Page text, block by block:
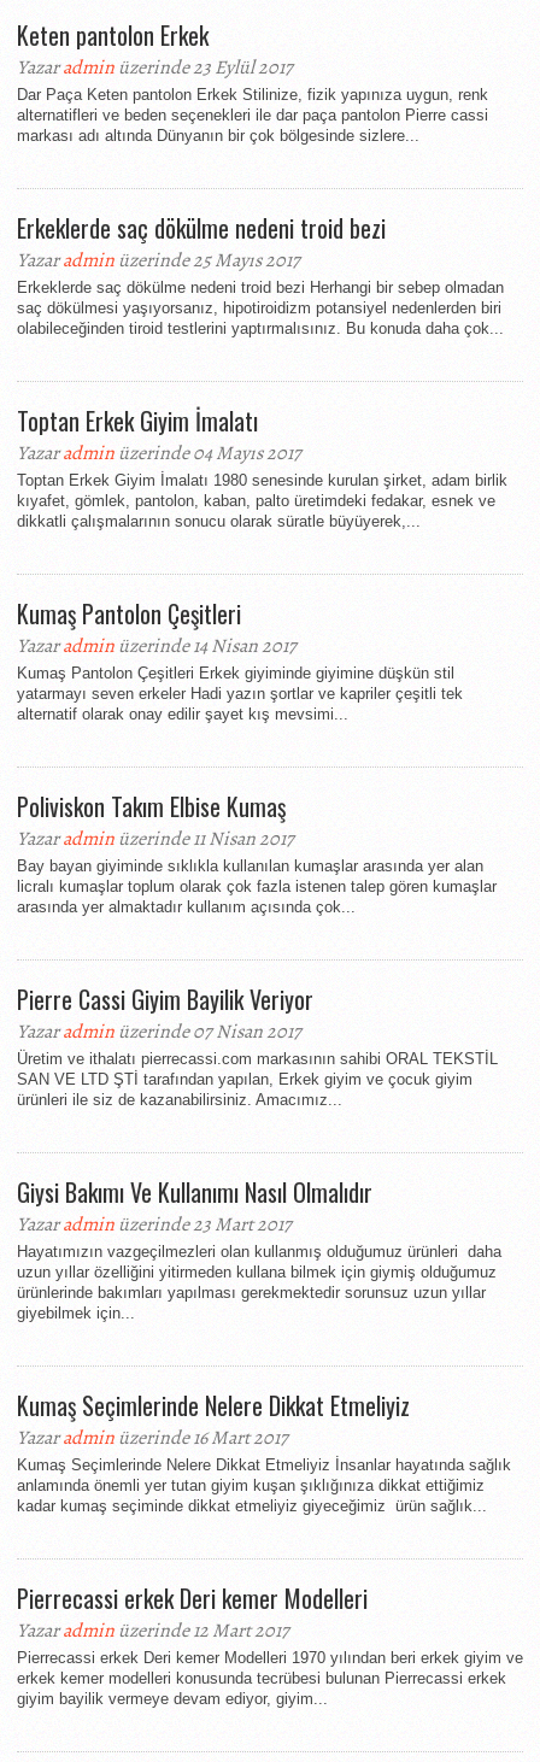
Keten pantolon Erkek
Yazaradminüzerinde 23 Eylül 2017
Dar Paça Keten pantolon Erkek Stilinize, fizik yapınıza uygun, renk
alternatifleri ve beden seçenekleri ile dar paça pantolon Pierre cassi
markası adı altında Dünyanın bir çok bölgesinde sizlere...
Erkeklerde saç dökülme nedeni troid bezi
Yazaradminüzerinde 25 Mayıs 2017
Erkeklerde saç dökülme nedeni troid bezi Herhangi bir sebep olmadan
saç dökülmesi yaşıyorsanız, hipotiroidizm potansiyel nedenlerden biri
olabileceğinden tiroid testlerini yaptırmalısınız. Bu konuda daha çok...
Toptan Erkek Giyim İmalatı
Yazaradminüzerinde 04 Mayıs 2017
Toptan Erkek Giyim İmalatı 1980 senesinde kurulan şirket, adam birlik
kıyafet, gömlek, pantolon, kaban, palto üretimdeki fedakar, esnek ve
dikkatli çalışmalarının sonucu olarak süratle büyüyerek,...
Kumaş Pantolon Çeşitleri
Yazaradminüzerinde 14 Nisan 2017
Kumaş Pantolon Çeşitleri Erkek giyiminde giyimine düşkün stil
yatarmayı seven erkeler Hadi yazın şortlar ve kapriler çeşitli tek
alternatif olarak onay edilir şayet kış mevsimi...
Poliviskon Takım Elbise Kumaş
Yazaradminüzerinde 11 Nisan 2017
Bay bayan giyiminde sıklıkla kullanılan kumaşlar arasında yer alan
licralı kumaşlar toplum olarak çok fazla istenen talep gören kumaşlar
arasında yer almaktadır kullanım açısında çok...
Pierre Cassi Giyim Bayilik Veriyor
Yazaradminüzerinde 07 Nisan 2017
Üretim ve ithalatı pierrecassi.com markasının sahibi ORAL TEKSTİL
SAN VE LTD ŞTİ tarafından yapılan, Erkek giyim ve çocuk giyim
ürünleri ile siz de kazanabilirsiniz. Amacımız...
Giysi Bakımı Ve Kullanımı Nasıl Olmalıdır
Yazaradminüzerinde 23 Mart 2017
Hayatımızın vazgeçilmezleri olan kullanmış olduğumuz ürünleri daha
uzun yıllar özelliğini yitirmeden kullana bilmek için giymiş olduğumuz
ürünlerinde bakımları yapılması gerekmektedir sorunsuz uzun yıllar
giyebilmek için...
Kumaş Seçimlerinde Nelere Dikkat Etmeliyiz
Yazaradminüzerinde 16 Mart 2017
Kumaş Seçimlerinde Nelere Dikkat Etmeliyiz İnsanlar hayatında sağlık
anlamında önemli yer tutan giyim kuşan şıklığınıza dikkat ettiğimiz
kadar kumaş seçiminde dikkat etmeliyiz giyeceğimiz ürün sağlık...
Pierrecassi erkek Deri kemer Modelleri
Yazaradminüzerinde 12 Mart 2017
Pierrecassi erkek Deri kemer Modelleri 1970 yılından beri erkek giyim ve
erkek kemer modelleri konusunda tecrübesi bulunan Pierrecassi erkek
giyim bayilik vermeye devam ediyor, giyim...